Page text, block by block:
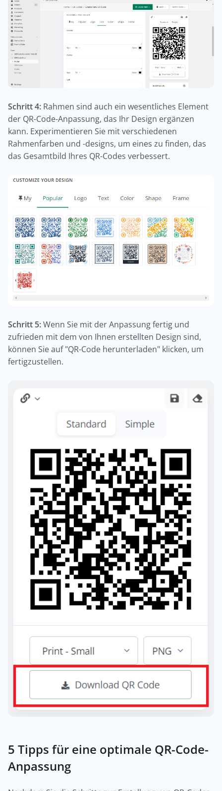
Schritt 4: Rahmen sind auch ein wesentliches Element
der QR-Code-Anpassung, das Ihr Design ergänzen
kann. Experimentieren Sie mit verschiedenen
Rahmenfarben und -designs, um eines zu finden, das
das Gesamtbild Ihres QR-Codes verbessert.
Schritt 5:Wenn Sie mit der Anpassung fertig und
zufrieden mit dem von Ihnen erstellten Design sind,
können Sie auf "QR-Code herunterladen" klicken, um
fertigzustellen.
5 Tipps für eine optimale QR-Code-
Anpassung